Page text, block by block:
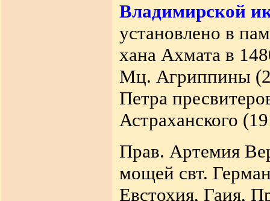
Владимирской
установлено в
хана Ахмата в
Мц. Агриппины
Петра
Астраханского
Прав. Артемия
мощей свт.
Евстохия, Гаия,